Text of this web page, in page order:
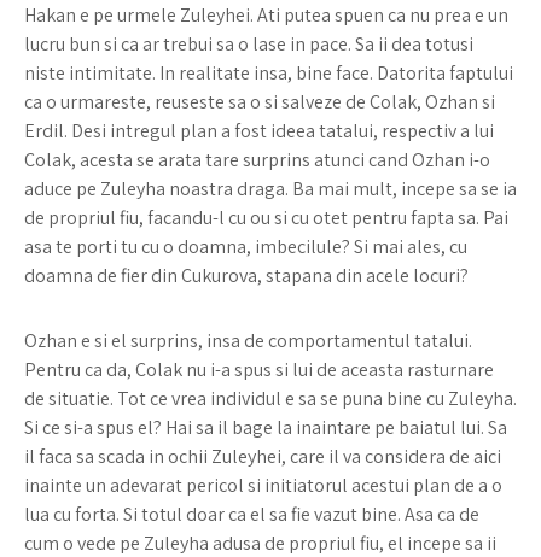
Hakan e pe urmele Zuleyhei. Ati putea spuen ca nu prea e un
lucru bun si ca ar trebui sa o lase in pace. Sa ii dea totusi
niste intimitate. In realitate insa, bine face. Datorita faptului
ca o urmareste, reuseste sa o si salveze de Colak, Ozhan si
Erdil. Desi intregul plan a fost ideea tatalui, respectiv a lui
Colak, acesta se arata tare surprins atunci cand Ozhan i-o
aduce pe Zuleyha noastra draga. Ba mai mult, incepe sa se ia
de propriul fiu, facandu-l cu ou si cu otet pentru fapta sa. Pai
asa te porti tu cu o doamna, imbecilule? Si mai ales, cu
doamna de fier din Cukurova, stapana din acele locuri?
Ozhan e si el surprins, insa de comportamentul tatalui.
Pentru ca da, Colak nu i-a spus si lui de aceasta rasturnare
de situatie. Tot ce vrea individul e sa se puna bine cu Zuleyha.
Si ce si-a spus el? Hai sa il bage la inaintare pe baiatul lui. Sa
il faca sa scada in ochii Zuleyhei, care il va considera de aici
inainte un adevarat pericol si initiatorul acestui plan de a o
lua cu forta. Si totul doar ca el sa fie vazut bine. Asa ca de
cum o vede pe Zuleyha adusa de propriul fiu, el incepe sa ii